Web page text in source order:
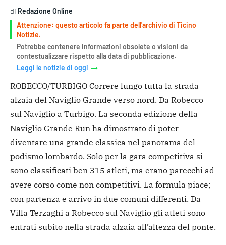
di Redazione Online
Attenzione: questo articolo fa parte dell'archivio di Ticino
Notizie.
Potrebbe contenere informazioni obsolete o visioni da
contestualizzare rispetto alla data di pubblicazione.
Leggi le notizie di oggi
ROBECCO/TURBIGO Correre lungo tutta la strada
alzaia del Naviglio Grande verso nord. Da Robecco
sul Naviglio a Turbigo. La seconda edizione della
Naviglio Grande Run ha dimostrato di poter
diventare una grande classica nel panorama del
podismo lombardo. Solo per la gara competitiva si
sono classificati ben 315 atleti, ma erano parecchi ad
avere corso come non competitivi. La formula piace;
con partenza e arrivo in due comuni differenti. Da
Villa Terzaghi a Robecco sul Naviglio gli atleti sono
entrati subito nella strada alzaia all’altezza del ponte.